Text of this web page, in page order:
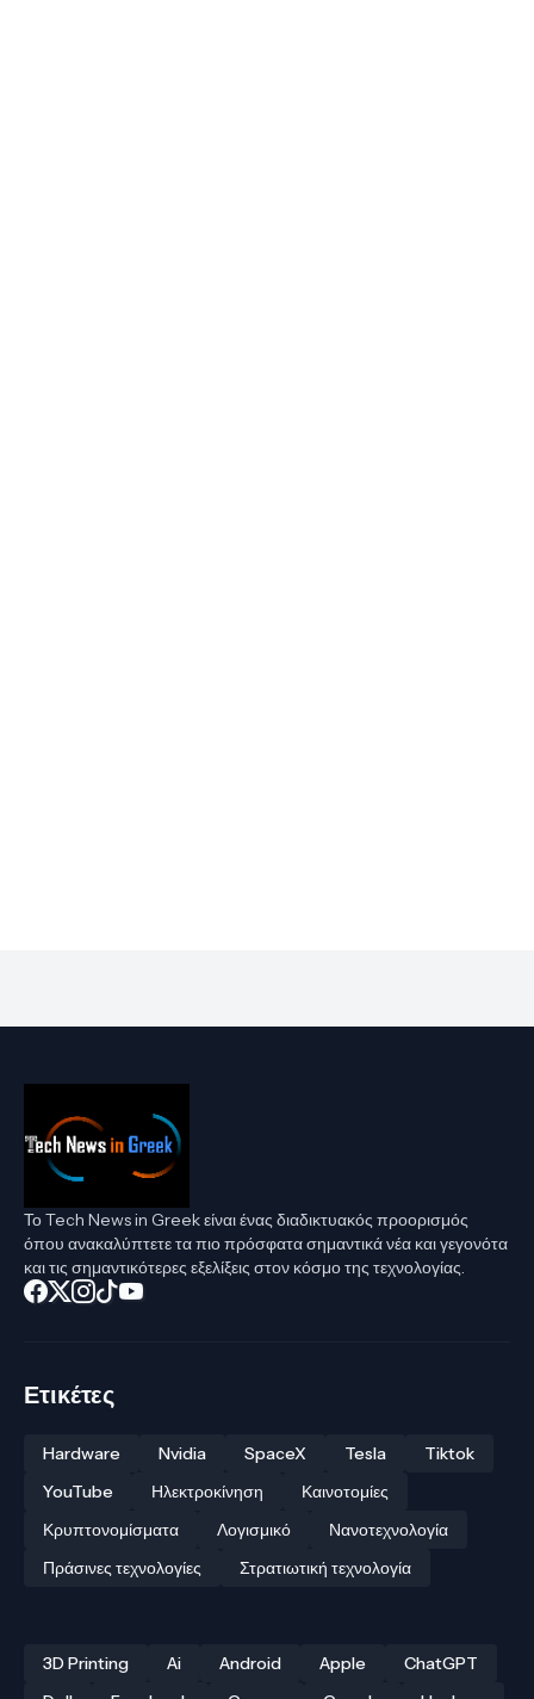
Το Tech News in Greek είναι ένας διαδικτυακός προορισμός
όπου ανακαλύπτετε τα πιο πρόσφατα σημαντικά νέα και γεγονότα
και τις σημαντικότερες εξελίξεις στον κόσμο της τεχνολογίας.
Ετικέτες
Hardware Nvidia SpaceX Tesla
Tiktok
YouTube
Ηλεκτροκίνηση
Καινοτομίες
Κρυπτονομίσματα
Λογισμικό
Νανοτεχνολογία
Πράσινες τεχνολογίες
Στρατιωτική τεχνολογία
3D Printing Ai Android Apple
ChatGPT